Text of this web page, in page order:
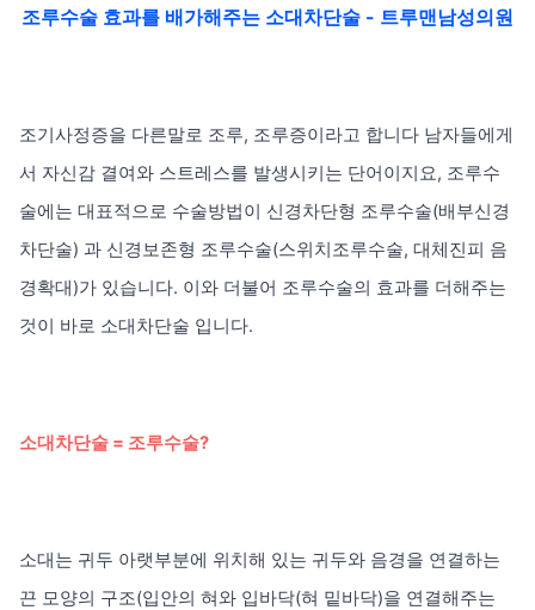
조루수술 효과를 배가해주는 소대차단술 - 트루맨남성의원
조기사정증을 다른말로 조루, 조루증이라고 합니다 남자들에게
서 자신감 결여와 스트레스를 발생시키는 단어이지요, 조루수
술에는 대표적으로 수술방법이 신경차단형 조루수술(배부신경
차단술) 과 신경보존형 조루수술(스위치조루수술, 대체진피 음
경확대)가 있습니다. 이와 더불어 조루수술의 효과를 더해주는
것이 바로 소대차단술 입니다.
소대차단술 = 조루수술?
소대는 귀두 아랫부분에 위치해 있는 귀두와 음경을 연결하는
끈 모양의 구조(입안의 혀와 입바닥(혀 밑바닥)을 연결해주는